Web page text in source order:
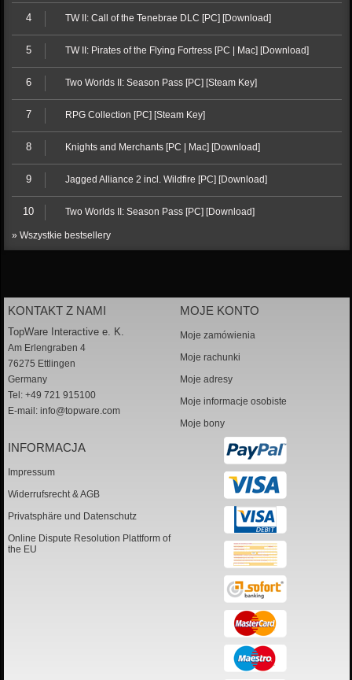
4 TW II: Call of the Tenebrae DLC [PC] [Download]
5 TW II: Pirates of the Flying Fortress [PC | Mac] [Download]
6 Two Worlds II: Season Pass [PC] [Steam Key]
7 RPG Collection [PC] [Steam Key]
8 Knights and Merchants [PC | Mac] [Download]
9 Jagged Alliance 2 incl. Wildfire [PC] [Download]
10 Two Worlds II: Season Pass [PC] [Download]
» Wszystkie bestsellery
KONTAKT Z NAMI
TopWare Interactive e. K.
Am Erlengraben 4
76275 Ettlingen
Germany
Tel: +49 721 915100
E-mail: info@topware.com
MOJE KONTO
Moje zamówienia
Moje rachunki
Moje adresy
Moje informacje osobiste
Moje bony
INFORMACJA
Impressum
Widerrufsrecht & AGB
Privatsphäre und Datenschutz
Online Dispute Resolution Plattform of
the EU